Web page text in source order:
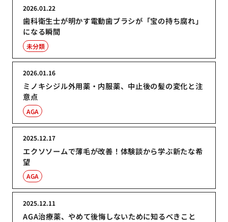
歯科衛生士が明かす電動歯ブラシが「宝の持ち腐れ」
になる瞬間
2026.01.22
未分類
ミノキシジル外用薬・内服薬、中止後の髪の変化と注
意点
2026.01.16
AGA
エクソソームで薄毛が改善！体験談から学ぶ新たな希
望
2025.12.17
AGA
AGA治療薬、やめて後悔しないために知るべきこと
2025.12.11